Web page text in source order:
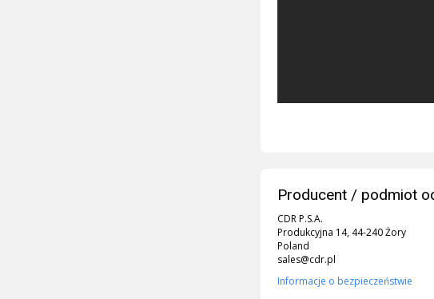
Producent / podmiot
CDR P.S.A.
Produkcyjna 14, 44-240 Żory
Poland
sales@cdr.pl
Informacje o bezpieczeństwie